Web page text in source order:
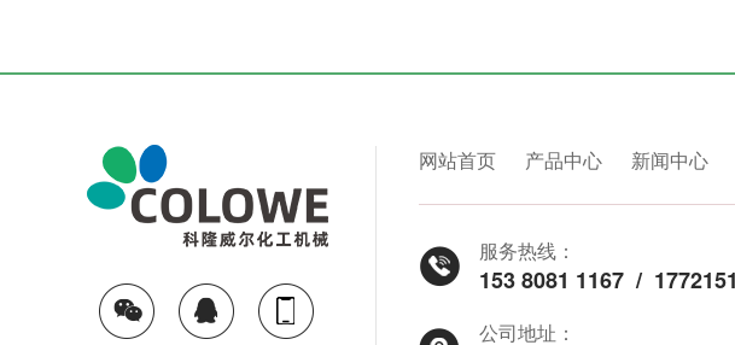
网站首页 产品中心 新闻中心
服务热线：
153 8081 1167 /
公司地址：